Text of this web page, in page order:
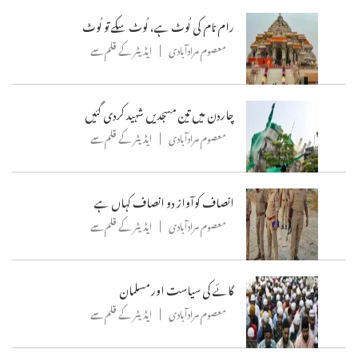
رام نام کی لُوٹ ہے، لُوٹ سکے تو لُوٹ
معصوم مرادآبادی ایڈیٹر کے قلم سے
چاردن میں تین مسجدیں شہید کردی گئیں
معصوم مرادآبادی ایڈیٹر کے قلم سے
انصاف کوآواز دو انصاف کہاں ہے
معصوم مرادآبادی ایڈیٹر کے قلم سے
گائے کی سیاست اور مسلمان
معصوم مرادآبادی ایڈیٹر کے قلم سے